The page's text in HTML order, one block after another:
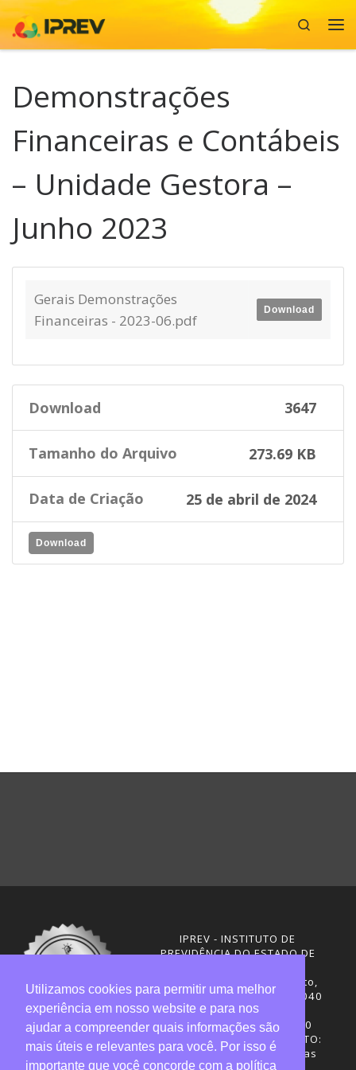
Skip to content
Search
Demonstrações
Financeiras e Contábeis
– Unidade Gestora –
Junho 2023
Gerais Demonstrações
Financeiras - 2023-06.pdf
Download
Download 3647
Tamanho do Arquivo 273.69 KB
Data de Criação 25 de abril de 2024
Download
IPREV - INSTITUTO DE
PREVIDÊNCIA DO ESTADO DE
Rua Visconde de Ouro Preto,
291 – Centro - CEP: 88020-040
Florianópolis - SC
Telefones: (48) 3665-4600
HORÁRIO DE FUNCIONAMENTO:
Central de Atendimento: das
Utilizamos cookies para permitir uma melhor
experiência em nosso website e para nos
ajudar a compreender quais informações são
mais úteis e relevantes para você. Por isso é
importante que você concorde com a política